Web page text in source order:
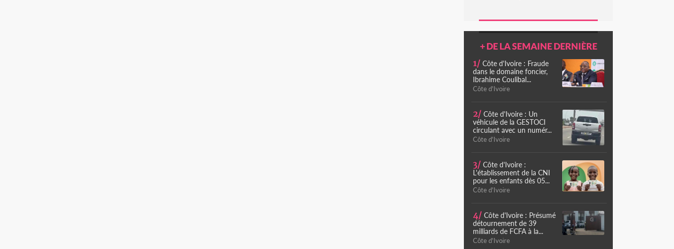
+ DE LA SEMAINE DERNIÈRE
1/ Côte d'Ivoire : Fraude
dans le domaine foncier,
Ibrahime Coulibal...
Côte d'Ivoire
2/ Côte d'Ivoire : Un
véhicule de la GESTOCI
circulant avec un numér...
Côte d'Ivoire
3/ Côte d'Ivoire :
L'établissement de la CNI
pour les enfants dès 05...
Côte d'Ivoire
4/ Côte d'Ivoire : Présumé
détournement de 39
milliards de FCFA à la...
Côte d'Ivoire